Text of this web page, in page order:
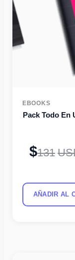
EBOOKS
Pack Todo En
131
AÑADIR AL